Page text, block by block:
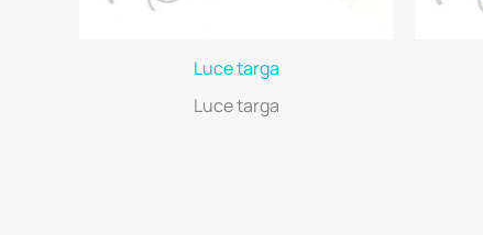
Luce targa
Luce targa